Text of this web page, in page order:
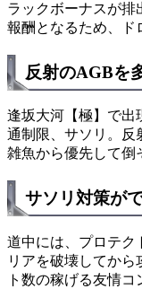
ラックボーナスが排
報酬となるため、ド
反射のAGBを
逢坂大河【極】で出
通制限、サソリ。反
雑魚から優先して倒
サソリ対策が
道中には、プロテク
リアを破壊してか
ト数の稼げる友情